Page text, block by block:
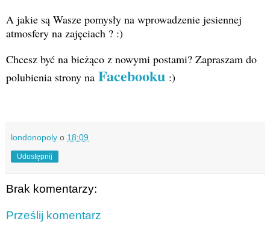
A jakie są Wasze pomysły na wprowadzenie jesiennej
atmosfery na zajęciach ? :)
Chcesz być na bieżąco z nowymi postami? Zapraszam do
polubienia strony na Facebooku :)
londonopoly o 18:09
Udostępnij
Brak komentarzy:
Prześlij komentarz